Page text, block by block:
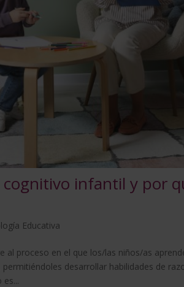
cognitivo infantil y por
Educativa
al proceso en el que los/las niños/as
desarrollar habilidades de